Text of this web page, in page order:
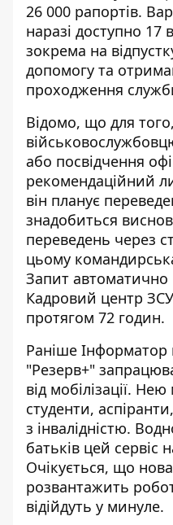
26 000 рапортів.
наразі доступно 17
зокрема на
допомогу та
проходження
Відомо, що для того,
або посвідчення
рекомендаційний
він планує
знадобиться
переведень через
цьому
Запит автоматично
Кадровий центр
протягом 72 годин.
Раніше Інформатор
"Резерв+"
від мобілізації. Нею
студенти,
з інвалідністю.
батьків цей сервіс
Очікується, що
розвантажить
відійдуть у минуле.